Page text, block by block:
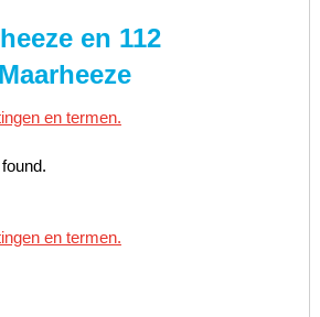
en 112
en termen.
en termen.